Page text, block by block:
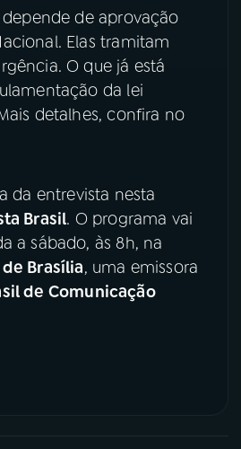
de aprovação
Elas tramitam
O que já está
da lei
detalhes, confira no
da entrevista nesta
Brasil. O programa vai
a sábado, às 8h, na
Brasília, uma emissora
de Comunicação